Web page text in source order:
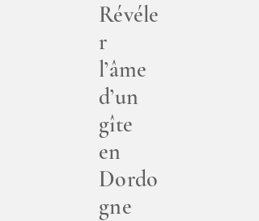
Révéle
r
l’âme
d’un
gîte
en
Dordo
gne